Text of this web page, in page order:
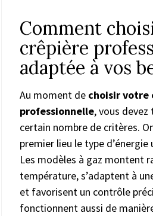
Comment
crêpière
adaptée à vos
Au moment de choisir votre
professionnelle, vous devez
certain nombre de critères.
premier lieu le type d’énergie
Les modèles à gaz montent
température, s’adaptent à
et favorisent un contrôle
fonctionnent aussi de